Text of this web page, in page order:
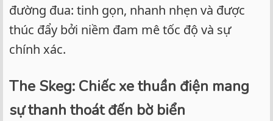
đường đua: tinh gọn, nhanh nhẹn và được
thúc đẩy bởi niềm đam mê tốc độ và sự
chính xác.
The Skeg: Chiếc xe thuần điện mang
sự thanh thoát đến bờ biển